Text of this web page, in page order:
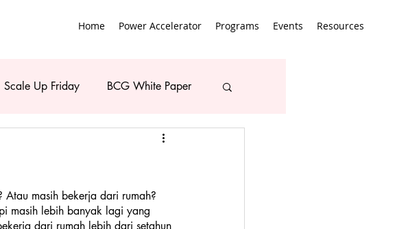
Home Power Accelerator Programs Events Resources
Scale Up Friday BCG White Paper
masih bekerja dari rumah?
masih lebih banyak lagi yang
dari rumah lebih dari setahun